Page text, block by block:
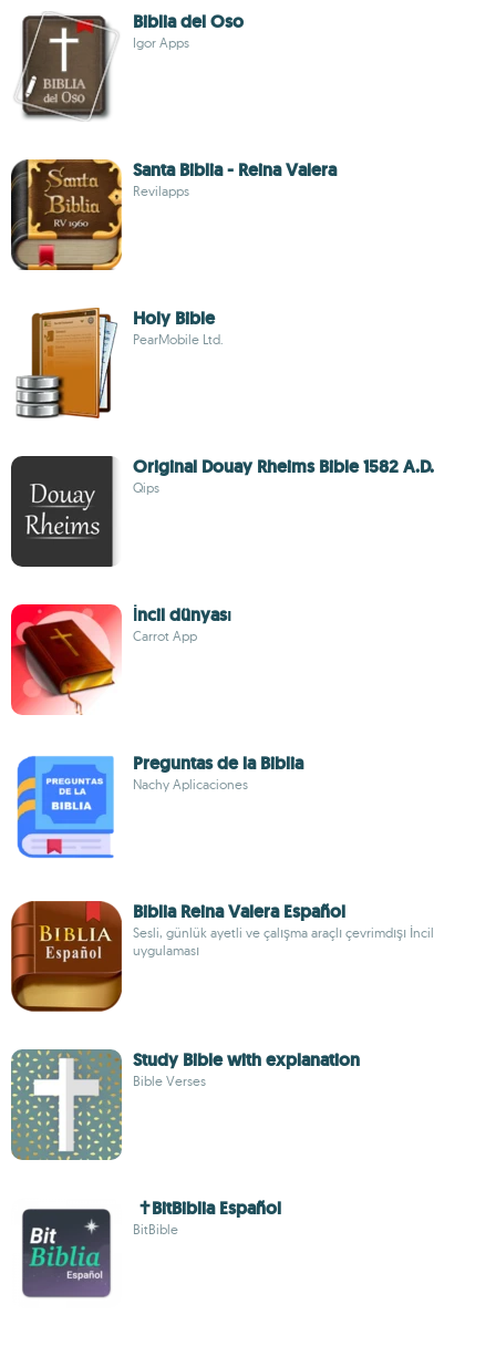
Biblia del Oso
Igor Apps
Santa Biblia - Reina Valera
Revilapps
Holy Bible
PearMobile Ltd.
Original Douay Rheims Bible 1582 A.D.
Qips
İncil dünyası
Carrot App
Preguntas de la Biblia
Nachy Aplicaciones
Biblia Reina Valera Español
Sesli, günlük ayetli ve çalışma araçlı çevrimdışı İncil
uygulaması
Study Bible with explanation
Bible Verses
✝️BitBiblia Español
BitBible